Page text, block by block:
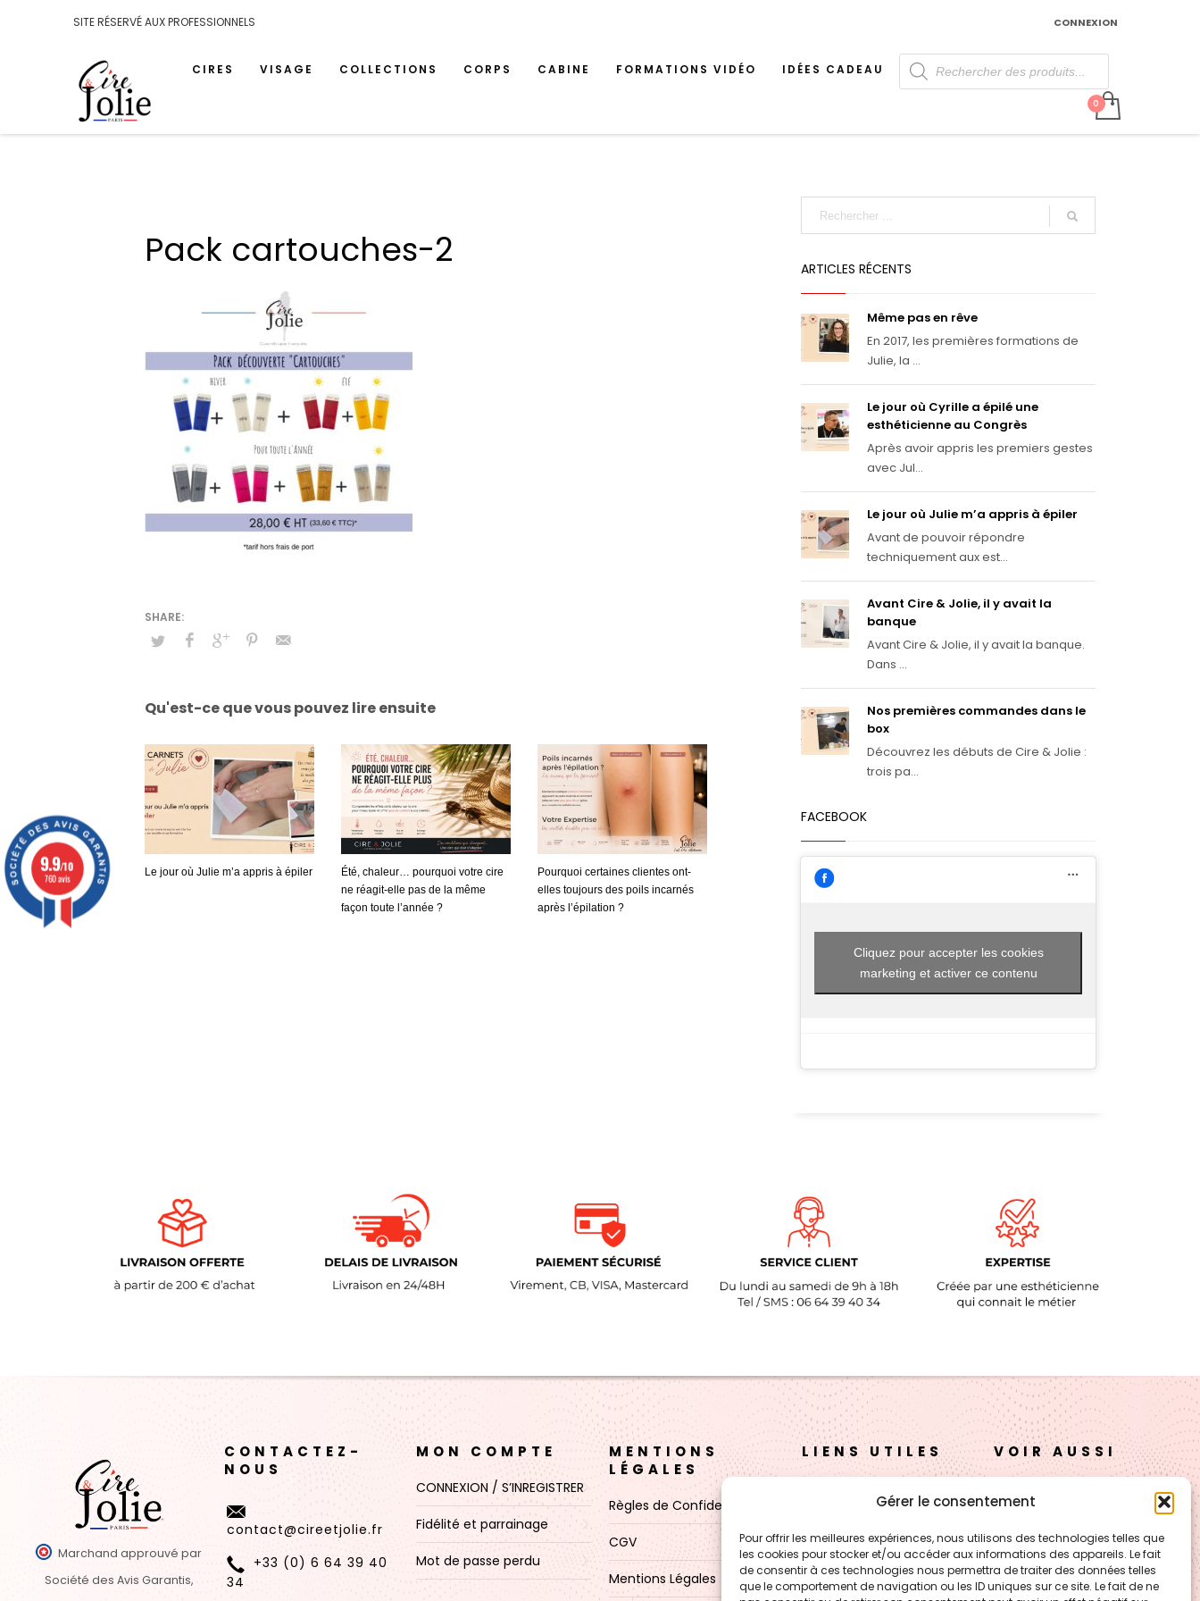
Gérer le consentement
Pour offrir les meilleures expériences, nous utilisons des technologies telles que
les cookies pour stocker et/ou accéder aux informations des appareils. Le fait
de consentir à ces technologies nous permettra de traiter des données telles
que le comportement de navigation ou les ID uniques sur ce site. Le fait de ne
SITE RÉSERVÉ AUX PROFESSIONNELS CONNEXION
CIRES VISAGE COLLECTIONS CORPS CABINE FORMATIONS VIDÉO IDÉES CADEAU Recherche
de
produits
Pack cartouches-2
Qu'est-ce que vous pouvez lire ensuite
Le jour où Julie m’a appris à épiler
Été, chaleur… pourquoi votre cire
ne réagit-elle pas de la même
façon toute l’année ?
Pourquoi certaines clientes ont-
elles toujours des poils incarnés
après l’épilation ?
ARTICLES RÉCENTS
Même pas en rêve
En 2017, les premières formations de
Julie, la ...
Le jour où Cyrille a épilé une
esthéticienne au Congrès
Après avoir appris les premiers gestes
avec Jul...
Le jour où Julie m’a appris à épiler
Avant de pouvoir répondre
techniquement aux est...
Avant Cire & Jolie, il y avait la
banque
Avant Cire & Jolie, il y avait la banque.
Dans ...
Nos premières commandes dans le
box
Découvrez les débuts de Cire & Jolie :
trois pa...
FACEBOOK
Cliquez pour accepter les cookies
marketing et activer ce contenu
Marchand approuvé par
Société des Avis Garantis,
CONTACTEZ-
NOUS
contact@cireetjolie.fr
+33 (0) 6 64 39 40
34
MON COMPTE
CONNEXION / S’INREGISTRER
Fidélité et parrainage
Mot de passe perdu
MENTIONS
LÉGALES
Règles de Confidentialité
CGV
Mentions Légales
LIENS UTILES
Nos cires
VOIR AUSSI
Academy
CJ Technology
LE BLOG – Cire & Jolie
9.9/10
760 avis